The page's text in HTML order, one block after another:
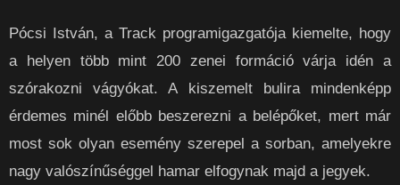
Pócsi István, a Track programigazgatója kiemelte, hogy
a helyen több mint 200 zenei formáció várja idén a
szórakozni vágyókat. A kiszemelt bulira mindenképp
érdemes minél előbb beszerezni a belépőket, mert már
most sok olyan esemény szerepel a sorban, amelyekre
nagy valószínűséggel hamar elfogynak majd a jegyek.